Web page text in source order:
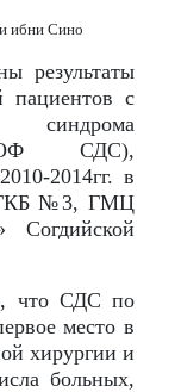
ибни Сино
результаты
пациентов с
(ОФ СДС),
2014гг. в
ГКБ №3, ГМЦ
что СДС по
место в
хирургии и
больных,